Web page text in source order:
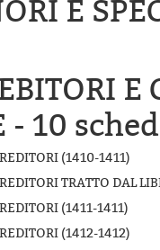
E
- 10
(1410-1411)
TRATTO DAL
(1411-1411)
(1412-1412)